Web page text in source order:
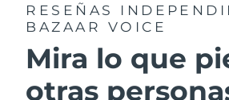
RESEÑAS
BAZAAR VOICE
Mira lo que
otras